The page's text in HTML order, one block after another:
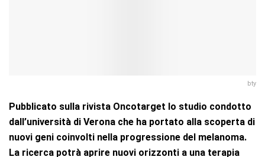
bty
Pubblicato sulla rivista Oncotarget lo studio condotto
dall’università di Verona che ha portato alla scoperta di
nuovi geni coinvolti nella progressione del melanoma.
La ricerca potrà aprire nuovi orizzonti a una terapia